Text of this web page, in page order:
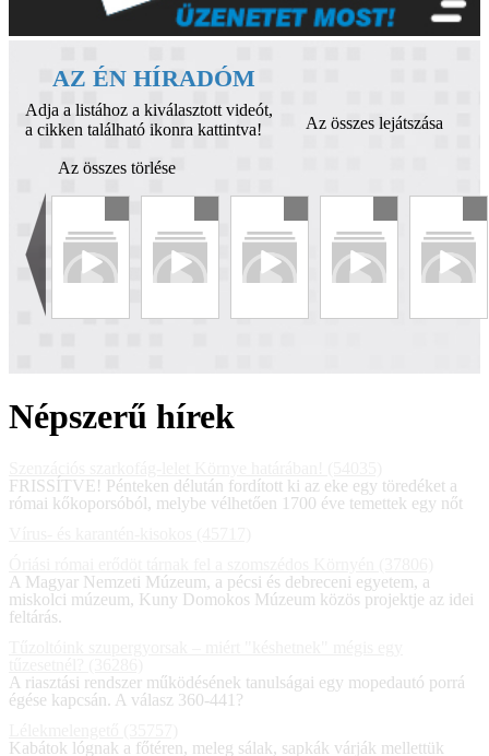
AZ ÉN HÍRADÓM
Adja a listához a kiválasztott videót,
a cikken található ikonra kattintva!
Az összes lejátszása
Az összes törlése
Népszerű hírek
FRISSÍTVE! Pénteken délután fordított ki az eke egy töredéket a
római kőkoporsóból, melybe vélhetően 1700 éve temettek egy nőt
A Magyar Nemzeti Múzeum, a pécsi és debreceni egyetem, a
miskolci múzeum, Kuny Domokos Múzeum közös projektje az idei
feltárás.
A riasztási rendszer működésének tanulságai egy mopedautó porrá
égése kapcsán. A válasz 360-441?
Kabátok lógnak a főtéren, meleg sálak, sapkák várják mellettük